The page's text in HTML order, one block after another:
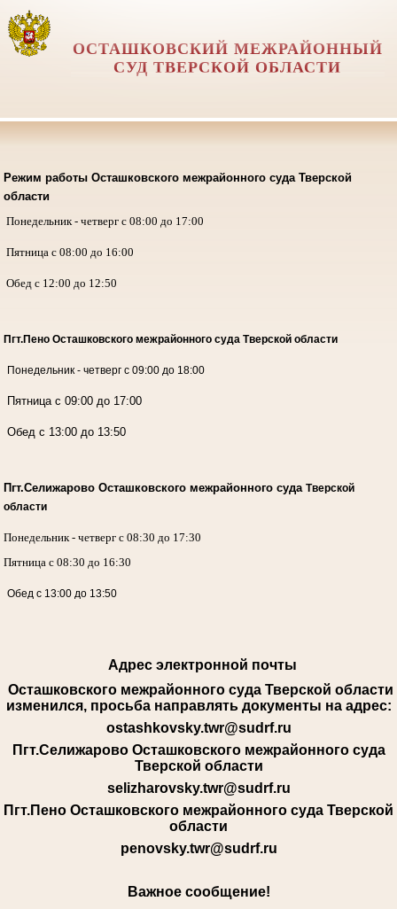
ОСТАШКОВСКИЙ МЕЖРАЙОННЫЙ
СУД ТВЕРСКОЙ ОБЛАСТИ
Режим работы Осташковского межрайонного суда Тверской
области
Понедельник - четверг с 08:00 до 17:00
Пятница с 08:00 до 16:00
Обед с 12:00 до 12:50
Пгт.Пено Осташковского межрайонного суда Тверской области
Понедельник - четверг с 09:00 до 18:00
Пятница с 09:00 до 17:00
Обед с 13:00 до 13:50
Пгт.Селижарово Осташковского межрайонного суда Тверской
области
Понедельник - четверг с 08:30 до 17:30
Пятница с 08:30 до 16:30
Обед с 13:00 до 13:50
Адрес электронной почты
Осташковского межрайонного суда Тверской области
изменился, просьба направлять документы на адрес:
ostashkovsky.twr@sudrf.ru
Пгт.Селижарово Осташковского межрайонного суда
Тверской области
selizharovsky.twr@sudrf.ru
Пгт.Пено Осташковского межрайонного суда Тверской
области
penovsky.twr@sudrf.ru
Важное сообщение!